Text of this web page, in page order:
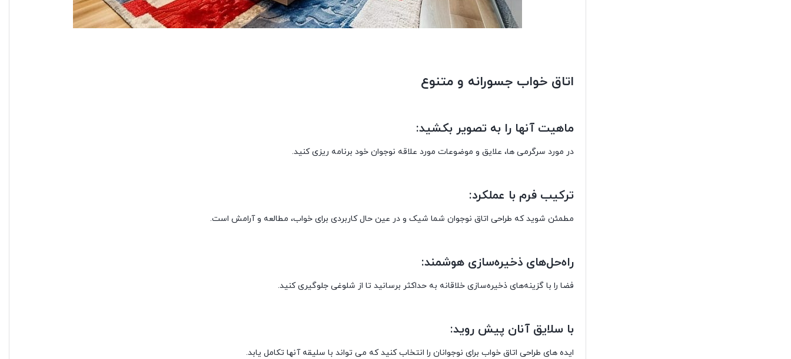
اتاق خواب جسورانه و متنوع
ماهیت آنها را به تصویر بکشید:
در مورد سرگرمی ها، علایق و موضوعات مورد علاقه نوجوان خود برنامه ریزی کنید.
ترکیب فرم با عملکرد:
مطمئن شوید که طراحی اتاق نوجوان شما شیک و در عین حال کاربردی برای خواب، مطالعه و آرامش است.
راه‌حل‌های ذخیره‌سازی هوشمند:
فضا را با گزینه‌های ذخیره‌سازی خلاقانه به حداکثر برسانید تا از شلوغی جلوگیری کنید.
با سلایق آنان پیش روید:
ایده های طراحی اتاق خواب برای نوجوانان را انتخاب کنید که می تواند با سلیقه آنها تکامل یابد.